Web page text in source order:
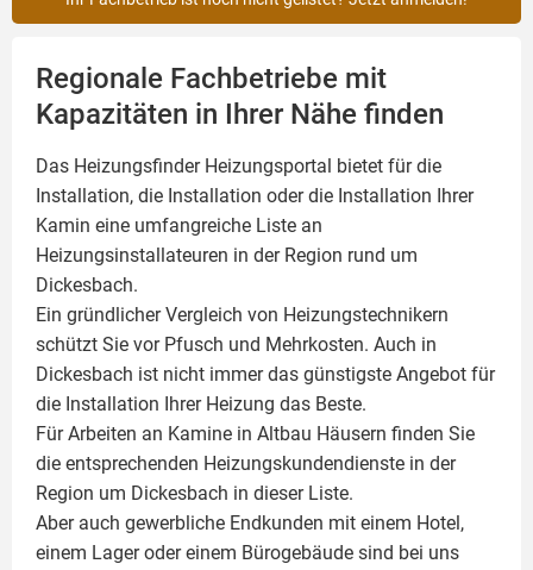
Regionale Fachbetriebe mit
Kapazitäten in Ihrer Nähe finden
Das Heizungsfinder Heizungsportal bietet für die
Installation, die Installation oder die Installation Ihrer
Kamin eine umfangreiche Liste an
Heizungsinstallateuren in der Region rund um
Dickesbach.
Ein gründlicher Vergleich von Heizungstechnikern
schützt Sie vor Pfusch und Mehrkosten. Auch in
Dickesbach ist nicht immer das günstigste Angebot für
die Installation Ihrer Heizung das Beste.
Für Arbeiten an Kamine in Altbau Häusern finden Sie
die entsprechenden Heizungskundendienste in der
Region um Dickesbach in dieser Liste.
Aber auch gewerbliche Endkunden mit einem Hotel,
einem Lager oder einem Bürogebäude sind bei uns